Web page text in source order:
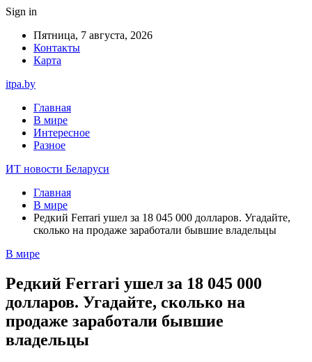
Sign in
Пятница, 7 августа, 2026
Контакты
Карта
itpa.by
Главная
В мире
Интересное
Разное
ИТ новости Беларуси
Главная
В мире
Редкий Ferrari ушел за 18 045 000 долларов. Угадайте,
сколько на продаже заработали бывшие владельцы
В мире
Редкий Ferrari ушел за 18 045 000
долларов. Угадайте, сколько на
продаже заработали бывшие
владельцы